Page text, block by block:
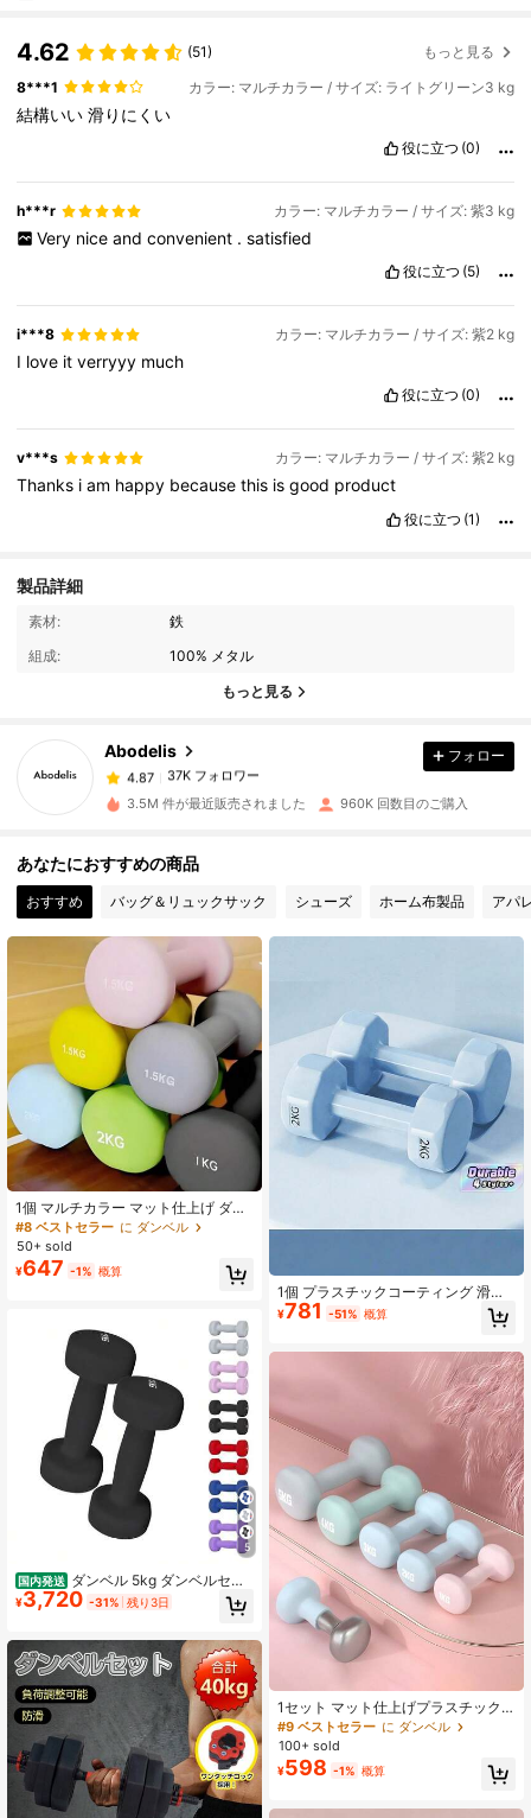
4.62 (51) もっと見る
8***1 カラー: マルチカラー / サイズ: ライトグリーン3 kg
結構いい滑りにくい
役に立つ (0)
h***r カラー: マルチカラー / サイズ: 紫3 kg
Very nice and convenient . satisfied
役に立つ (5)
i***8 カラー: マルチカラー / サイズ: 紫2 kg
I love itverryyy much
役に立つ (0)
v***s カラー: マルチカラー / サイズ: 紫2 kg
Thanks iam happy becausethis isgood product
役に立つ (1)
製品詳細
素材:
鉄
組成:
100% メタル
もっと見る
Abodelis
37K フォロワー
37K フォロワー
4.87
37K フォロワー
o***0は 14時間前 に購入しました
37K フォロワー
4.87 37K フォロワー
4.87 37K フォロワー
4.87 37K フォロワー
37K フォロワー
4.87 37K フォロワー
フォロー
3.5M 件が最近販売されました 960K 回数目のご購入
あなたにおすすめの商品
おすすめ バッグ＆リュックサック シューズ ホーム布製品 アパ
1個 マルチカラー マット仕上げ ダイ
プドダンベル 鋳鉄製 ユニセックス
ホームジム フィットネス器具 ジムア
クセサリー スポーツ ジム ホームエ
クササイズ ダンベル ジム用ウエイト
ウエイト 女性用ダンベル 男性用ダン
#8 ベストセラー に ダンベル
50+ sold
¥647 -1% 概算
5
国内発送 ダンベル 5kg ダンベルセッ
ト 2個セット 女性 カラーダンベル 固
定式ダンベル おもり 自宅 かわいい
¥3,720 -31% 残り3日
1個 プラスチックコーティング 滑り
止め ダンベル、フィットネス愛好
家、若者、オフィスワーカー向け室
ット、ヨガ、レッグリフト、グルー
トブリッジなどに適しています(脚/尻
トレーニング器具) ジムアクセサリー
¥781 -51% 概算
1セット マット仕上げプラスチック
ダンベルセット、ストレングストレ
ーニングとヨガに適しています。鋳
鉄製、ユニセックス、自宅とジムに
最適、滑り止めハンドル、軽量でポ
ータブル、筋力強化、複数サイズ展
開、体操選手、クリスマス、新年、
#9 ベストセラー に ダンベル
100+ sold
¥598 -1% 概算